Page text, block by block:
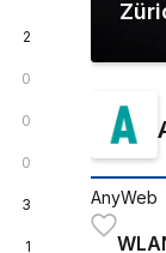
2
0
0
0
3
1
AnyWeb